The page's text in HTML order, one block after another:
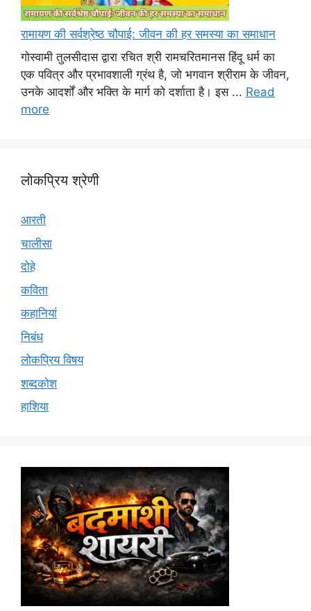
रामायण की सर्वश्रेष्ठ चौपाई: जीवन की हर समस्या का समाधान
गोस्वामी तुलसीदास द्वारा रचित श्री रामचरितमानस हिंदू धर्म का
एक पवित्र और प्रभावशाली ग्रंथ है, जो भगवान श्रीराम के जीवन,
उनके आदर्शों और भक्ति के मार्ग को दर्शाता है। इस ... Read
more
लोकप्रिय श्रेणी
आरती
चालीसा
दोहे
कविता
कहानियां
निबंध
लोकप्रिय विषय
शब्दकोश
हाशिया